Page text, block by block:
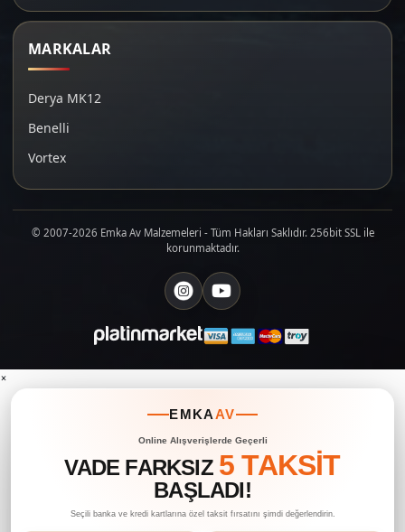
MARKALAR
Derya MK12
Benelli
Vortex
© 2007-2026 Emka Av Malzemeleri - Tüm Hakları Saklıdır. 256bit SSL ile
korunmaktadır.
×
EMKAAV
Online Alışverişlerde Geçerli
VADE FARKSIZ 5 TAKSİT
BAŞLADI!
Seçili banka ve kredi kartlarına özel taksit fırsatını şimdi değerlendirin.